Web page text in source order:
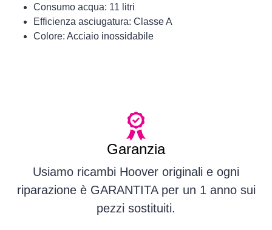
Consumo acqua: 11 litri
Efficienza asciugatura: Classe A
Colore: Acciaio inossidabile
Garanzia
Usiamo ricambi Hoover originali e ogni
riparazione è GARANTITA per un 1 anno sui
pezzi sostituiti.